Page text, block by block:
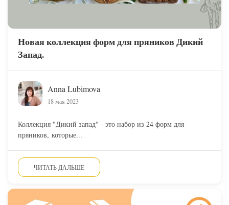
Новая коллекция форм для пряников Дикий
Запад.
Anna Lubimova
18 мая 2023
Коллекция "Дикий запад" - это набор из 24 форм для
пряников, которые...
ЧИТАТЬ ДАЛЬШЕ